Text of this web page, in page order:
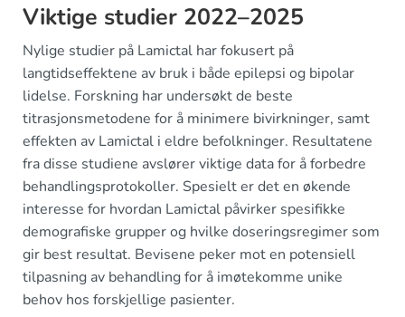
Viktige studier 2022–2025
Nylige studier på Lamictal har fokusert på
langtidseffektene av bruk i både epilepsi og bipolar
lidelse. Forskning har undersøkt de beste
titrasjonsmetodene for å minimere bivirkninger, samt
effekten av Lamictal i eldre befolkninger. Resultatene
fra disse studiene avslører viktige data for å forbedre
behandlingsprotokoller. Spesielt er det en økende
interesse for hvordan Lamictal påvirker spesifikke
demografiske grupper og hvilke doseringsregimer som
gir best resultat. Bevisene peker mot en potensiell
tilpasning av behandling for å imøtekomme unike
behov hos forskjellige pasienter.